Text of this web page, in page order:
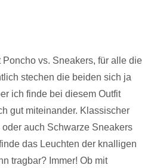
Poncho vs. Sneakers, für alle die
stechen die beiden sich ja
ich finde bei diesem Outfit
gut miteinander. Klassischer
auch Schwarze Sneakers
das Leuchten der knalligen
tragbar? Immer! Ob mit